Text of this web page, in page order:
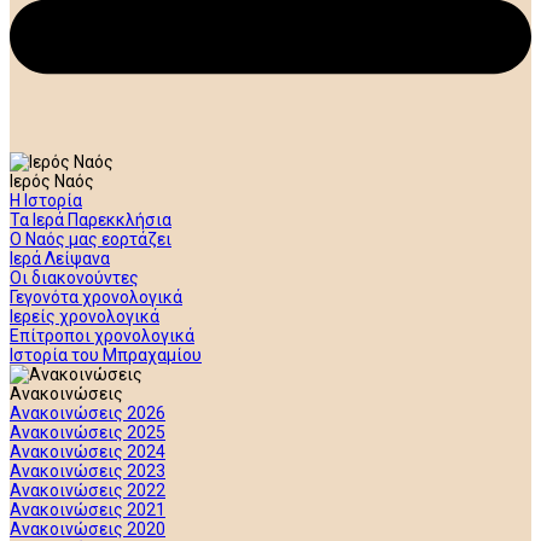
Ιερός Ναός
Η Ιστορία
Τα Ιερά Παρεκκλήσια
Ο Ναός μας εορτάζει
Ιερά Λείψανα
Οι διακονούντες
Γεγονότα χρονολογικά
Ιερείς χρονολογικά
Επίτροποι χρονολογικά
Ιστορία του Μπραχαμίου
Ανακοινώσεις
Ανακοινώσεις 2026
Ανακοινώσεις 2025
Ανακοινώσεις 2024
Ανακοινώσεις 2023
Ανακοινώσεις 2022
Ανακοινώσεις 2021
Ανακοινώσεις 2020